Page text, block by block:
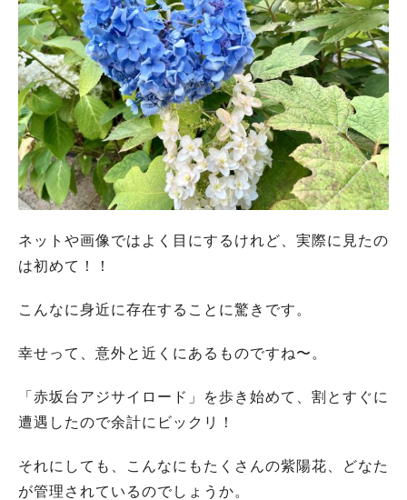
ネットや画像ではよく目にするけれど、実際に見たの
は初めて！！
こんなに身近に存在することに驚きです。
幸せって、意外と近くにあるものですね〜。
「赤坂台アジサイロード」を歩き始めて、割とすぐに
遭遇したので余計にビックリ！
それにしても、こんなにもたくさんの紫陽花、どなた
が管理されているのでしょうか。